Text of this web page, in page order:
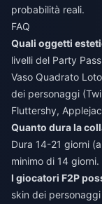
probabilità reali.
FAQ
Quali oggetti
livelli del Party
Vaso Quadrato
dei personaggi
Fluttershy,
Quanto dura la
Dura 14-21 giorni
minimo di 14 giorni.
I giocatori F2P
skin dei